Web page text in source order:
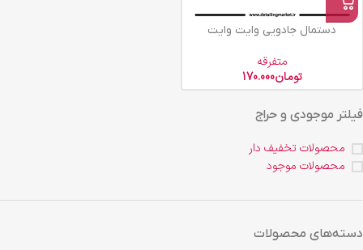
فیلتر موجودی و حراج
محصولات تخفیف دار
محصولات موجود
دسته‌های محصولات
دستمال جادویی وایت وایت
متفرقه
تومان170.000